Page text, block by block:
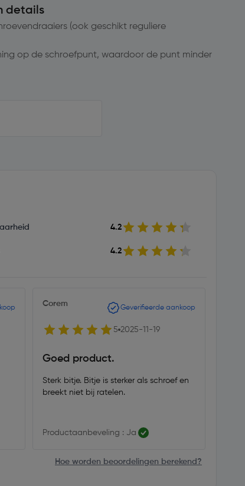
details
(ook geschikt reguliere
op de schroefpunt, waardoor de punt minder
4.2
4.2
Corem Geverifieerde aankoop
5 2025-11-19
Goed product.
Sterk bitje. Bitje is sterker als schroef en
breekt niet bij ratelen.
Productaanbeveling : Ja
Hoe worden beoordelingen berekend?